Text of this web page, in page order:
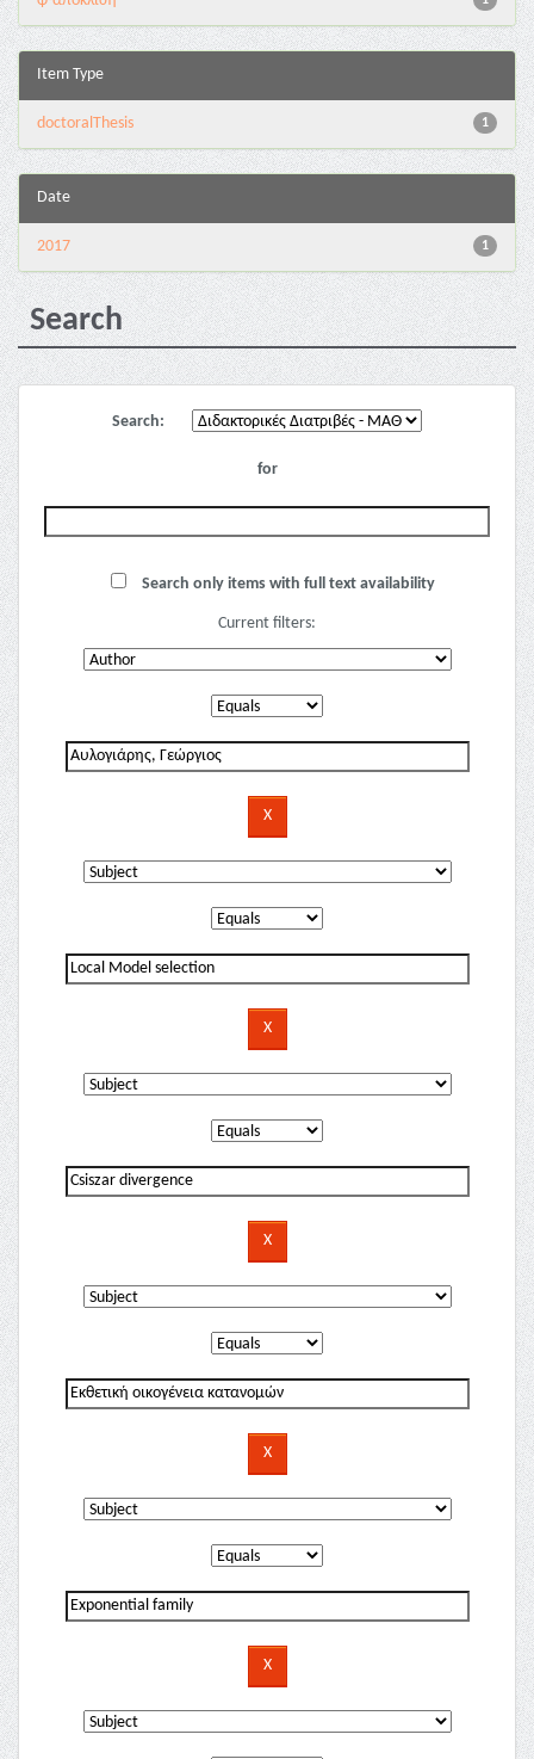
Item Type
1
doctoralThesis
Date
1
2017
Search
Search:
for
Search only items with full text availability
Current filters: